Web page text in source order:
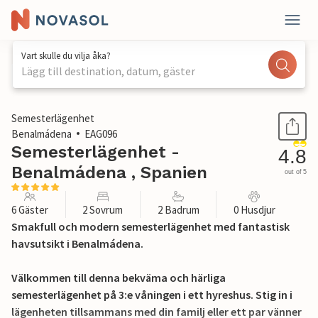
Vart skulle du vilja åka?
Lägg till destination, datum, gäster
1 / 24
Semesterlägenhet
Benalmádena
EAG096
Semesterlägenhet -
Benalmádena , Spanien
4.8
out of 5
6 Gäster 2 Sovrum 2 Badrum 0 Husdjur
Smakfull och modern semesterlägenhet med fantastisk
havsutsikt i Benalmádena.
Välkommen till denna bekväma och härliga
semesterlägenhet på 3:e våningen i ett hyreshus. Stig in i
lägenheten tillsammans med din familj eller ett par vänner